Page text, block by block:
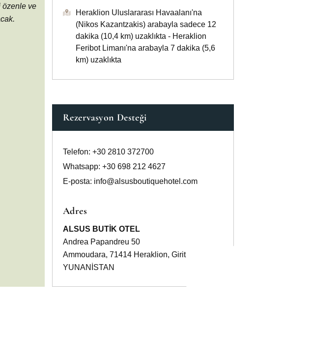
özenle ve
Heraklion Uluslararası Havaalanı'na
(Nikos Kazantzakis) arabayla sadece 12
dakika (10,4 km) uzaklıkta - Heraklion
Feribot Limanı'na arabayla 7 dakika (5,6
km) uzaklıkta
Rezervasyon Desteği
Telefon: +30 2810 372700
Whatsapp: +30 698 212 4627
E-posta: info@alsusboutiquehotel.com
Adres
ALSUS BUTİK OTEL
Andrea Papandreu 50
Ammoudara, 71414 Heraklion, Girit
YUNANİSTAN